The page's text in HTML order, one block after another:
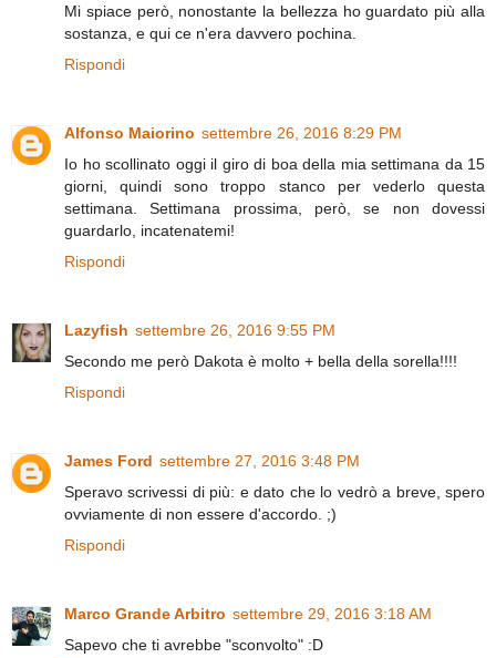
Mi spiace però, nonostante la bellezza ho guardato più alla
sostanza, e qui ce n'era davvero pochina.
Rispondi
Alfonso Maiorino settembre 26, 2016 8:29 PM
Io ho scollinato oggi il giro di boa della mia settimana da 15
giorni, quindi sono troppo stanco per vederlo questa
settimana. Settimana prossima, però, se non dovessi
guardarlo, incatenatemi!
Rispondi
Lazyfish settembre 26, 2016 9:55 PM
Secondo me però Dakota è molto + bella della sorella!!!!
Rispondi
James Ford settembre 27, 2016 3:48 PM
Speravo scrivessi di più: e dato che lo vedrò a breve, spero
ovviamente di non essere d'accordo. ;)
Rispondi
Marco Grande Arbitro settembre 29, 2016 3:18 AM
Sapevo che ti avrebbe "sconvolto" :D